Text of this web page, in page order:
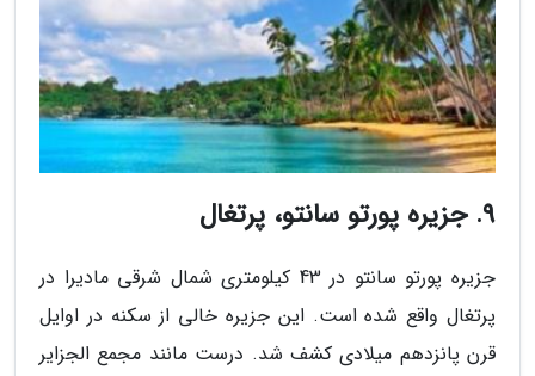
9. جزیره پورتو سانتو، پرتغال
جزیره پورتو سانتو در 43 کیلومتری شمال شرقی مادیرا در
پرتغال واقع شده است. این جزیره خالی از سکنه در اوایل
قرن پانزدهم میلادی کشف شد. درست مانند مجمع الجزایر